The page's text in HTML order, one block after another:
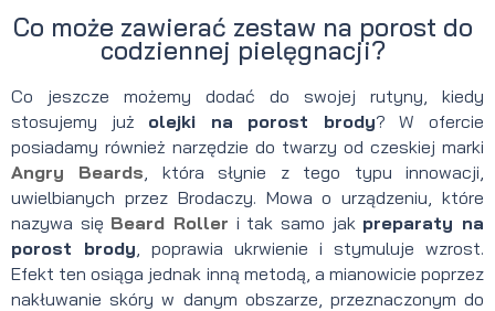
Co może zawierać zestaw na porost do
codziennej pielęgnacji?
Co jeszcze możemy dodać do swojej rutyny, kiedy
stosujemy już olejki na porost brody? W ofercie
posiadamy również narzędzie do twarzy od czeskiej marki
Angry Beards , która słynie z tego typu innowacji,
uwielbianych przez Brodaczy. Mowa o urządzeniu, które
nazywa się Beard Roller i tak samo jak preparaty na
porost brody , poprawia ukrwienie i stymuluje wzrost.
Efekt ten osiąga jednak inną metodą, a mianowicie poprzez
nakłuwanie skóry w danym obszarze, przeznaczonym do